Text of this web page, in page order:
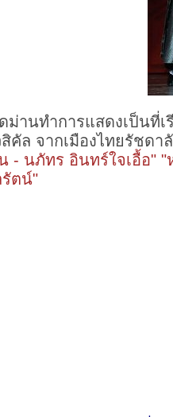
ม่านทำการแสดงเป็นที่
คัล จากเมืองไทยรัชดา
- นภัทร อินทร์ใจเอื้อ"
ตน์"